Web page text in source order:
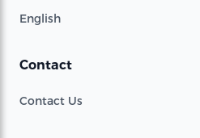
English
Contact
Contact Us